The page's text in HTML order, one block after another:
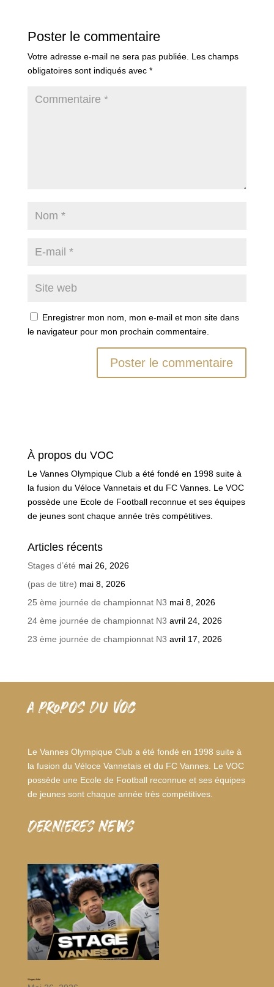
Poster le commentaire
Votre adresse e-mail ne sera pas publiée. Les champs
obligatoires sont indiqués avec *
Enregistrer mon nom, mon e-mail et mon site dans
le navigateur pour mon prochain commentaire.
À propos du VOC
Le Vannes Olympique Club a été fondé en 1998 suite à
la fusion du Véloce Vannetais et du FC Vannes. Le VOC
possède une Ecole de Football reconnue et ses équipes
de jeunes sont chaque année très compétitives.
Articles récents
Stages d’été mai 26, 2026
(pas de titre) mai 8, 2026
25 ème journée de championnat N3 mai 8, 2026
24 ème journée de championnat N3 avril 24, 2026
23 ème journée de championnat N3 avril 17, 2026
A PROPOS DU VOC
Le Vannes Olympique Club a été fondé en 1998 suite à
la fusion du Véloce Vannetais et du FC Vannes. Le VOC
possède une Ecole de Football reconnue et ses équipes
de jeunes sont chaque année très compétitives.
dernieres news
Stages d’été